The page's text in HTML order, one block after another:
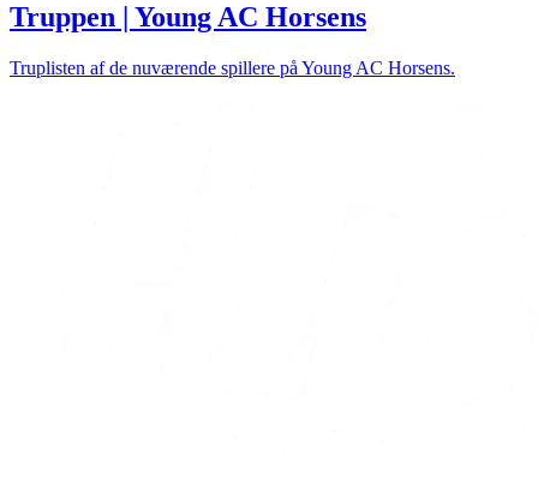
Truppen | Young AC Horsens
Truplisten af de nuværende spillere på Young AC Horsens.